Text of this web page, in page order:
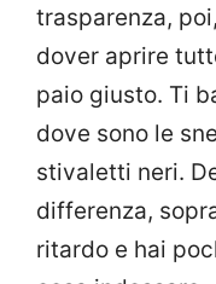
trasparenza,
dover aprire
paio giusto. Ti
dove sono le
stivaletti neri.
differenza,
ritardo e hai